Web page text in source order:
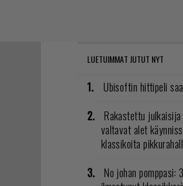
LUETUIMMAT JUTUT NYT
Ubisoftin hittipeli
Rakastettu
valtavat alet
klassikoita
No johan pomppasi: